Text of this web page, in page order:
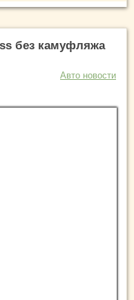
без камуфляжа
Авто новости